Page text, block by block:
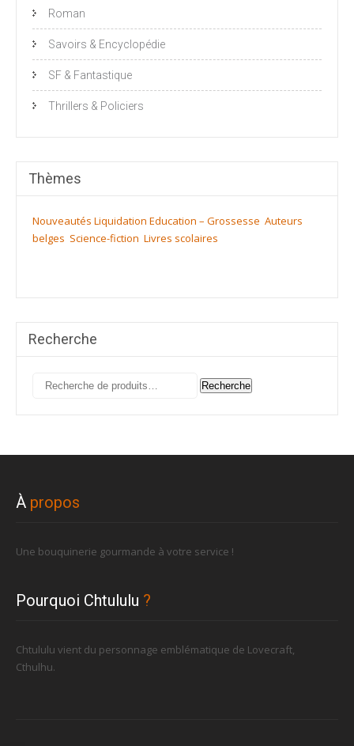
Roman
Savoirs & Encyclopédie
SF & Fantastique
Thrillers & Policiers
Thèmes
Nouveautés Liquidation Education – Grossesse Auteurs
belges Science-fiction Livres scolaires
Recherche
Recherche
Recherche
À propos
Une bouquinerie gourmande à votre service !
Pourquoi Chtululu ?
Chtululu vient du personnage emblématique de Lovecraft,
Cthulhu.